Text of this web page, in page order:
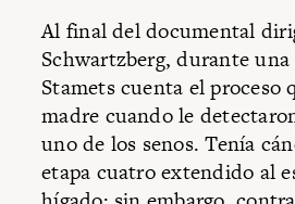
Al final del documental
Schwartzberg, durante una
Stamets cuenta el proceso
madre cuando le
uno de los senos. Tenía
etapa cuatro extendido al